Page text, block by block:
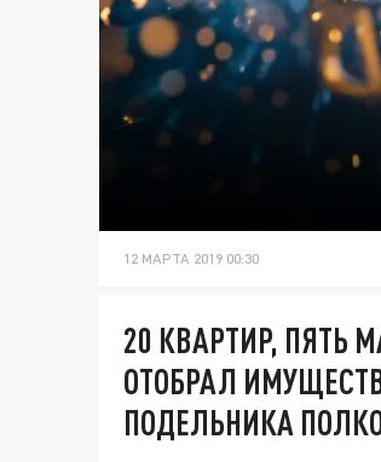
12 МАРТА 2019 00:30
20 КВАРТИР, ПЯТЬ
ОТОБРАЛ
ПОДЕЛЬНИКА